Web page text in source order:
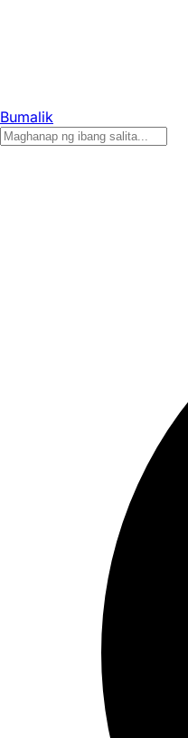
Bumalik